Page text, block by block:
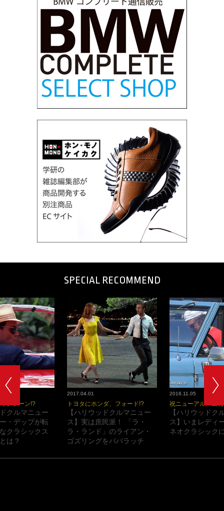
SPECIAL RECOMMEND
2017.04.01
トヨタにホンダ、フォード!?
【ハリウッドクルマニュー
ス】実は庶民派！ 「ラ・
ラ・ランド」のライアン・
ゴズリングをパパラッチ
2016.11.05
祝ニューアルバム
【ハリウッドク
ス】いまレディ
ネオクラシック
ンシーン!?
クルマニュー
・デップが転
クラシックス
は？